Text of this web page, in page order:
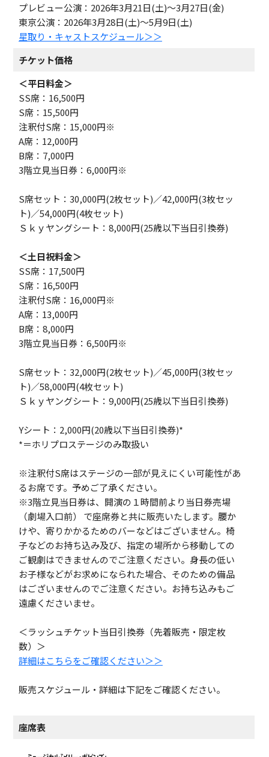
プレビュー公演：2026年3月21日(土)～3月27日(金)
東京公演：2026年3月28日(土)～5月9日(土)
星取り・キャストスケジュール＞＞
チケット価格
＜平日料金＞
SS席：16,500円
S席：15,500円
注釈付S席：15,000円※
A席：12,000円
B席：7,000円
3階立見当日券：6,000円※
S席セット：30,000円(2枚セット)／42,000円(3枚セッ
ト)／54,000円(4枚セット)
Ｓｋｙヤングシート：8,000円(25歳以下当日引換券)
＜土日祝料金＞
SS席：17,500円
S席：16,500円
注釈付S席：16,000円※
A席：13,000円
B席：8,000円
3階立見当日券：6,500円※
S席セット：32,000円(2枚セット)／45,000円(3枚セッ
ト)／58,000円(4枚セット)
Ｓｋｙヤングシート：9,000円(25歳以下当日引換券)
Yシート：2,000円(20歳以下当日引換券)*
*＝ホリプロステージのみ取扱い
※注釈付S席はステージの一部が見えにくい可能性があ
るお席です。予めご了承ください。
※3階立見当日券は、開演の１時間前より当日券売場
（劇場入口前） で座席券と共に販売いたします。腰か
けや、寄りかかるためのバーなどはございません。椅
子などのお持ち込み及び、指定の場所から移動しての
ご観劇はできませんのでご注意ください。身長の低い
お子様などがお求めになられた場合、そのための備品
はございませんのでご注意ください。お持ち込みもご
遠慮くださいませ。
＜ラッシュチケット当日引換券（先着販売・限定枚
数）＞
詳細はこちらをご確認ください＞＞
販売スケジュール・詳細は下記をご確認ください。
座席表